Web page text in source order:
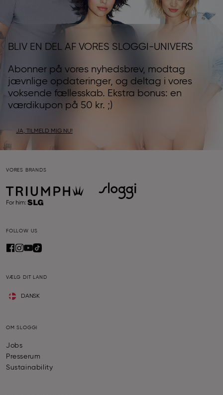
BLIV EN DEL AF VORES SLOGGI-UNIVERS
Abonner på vores nyhedsbrev, modtag
jævnlige opdateringer, og deltag i vores
voksende fællesskab. Ekstra bonus: en
værdikupon på 50 kr. ;)
JA, TILMELD MIG NU!
VORES BRANDS
FOLLOW US
VÆLG DIT LAND
DANSK
OM SLOGGI
Jobs
Presserum
Sustainability